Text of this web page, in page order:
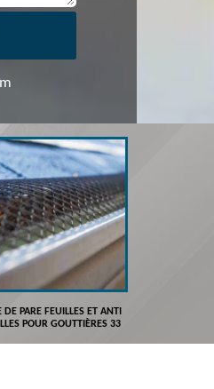
DE PARE FEUILLES ET ANTI
POUR GOUTTIÈRES 33